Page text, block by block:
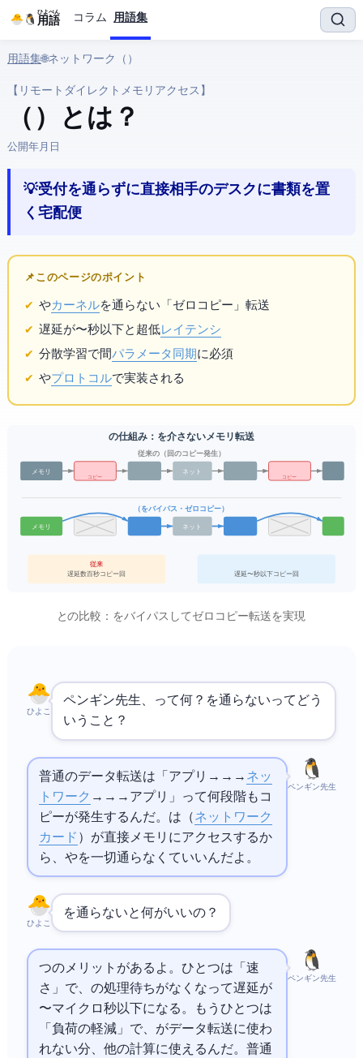
IT用語
ひよぺん コラム 用語集
用語集› 🌐 ネットワーク › RDMA（Remote Direct Memory Access）
【リモートダイレクトメモリアクセス】
RDMA（Remote Direct Memory Access） とは？
公開:2026年6月1日
💡 受付を通らずに直接相手のデスクに書類を置
く宅配便
📌 このページのポイント
やOSカーネルを通らない「ゼロコピー」転送
遅延が1〜2μ秒以下と超低レイテンシ
AI分散学習で間パラメータ 同期に必須
やRoCEv2プロトコルで実装される
RDMAの仕組み：CPUを介さないメモリ転送
従来のTCP/IP（4回のコピー発生）
メモリA
コピー×2
ネット
コピー×2
RDMA（CPUをバイパス・ゼロコピー）
メモリA ネット
従来TCP/IP
遅延: 数百μ秒 / CPUコピー: 4回 遅延: 1〜2μ秒以下 / コピー: 0回
RDMAとTCP/IPの比較：CPUをバイパスしてゼロコピー転送を実現
ひよこ
ペンギン先生、RDMAって何？ を通らないってどう
いうこと？
ペンギン先生
普通のデータ転送は「アプリ → /OS → NIC → ネッ
トワーク → NIC → /OS → アプリ」って何段階もコ
ピーが発生するんだ。RDMAはNIC（ネットワーク
カード ）が直接メモリにアクセスするか
ら、 やOSを一切通らなくていいんだよ。
ひよこ
を通らないと何がいいの？
ペンギン先生
2つのメリットがあるよ。ひとつは「速
さ」で、 の処理待ちがなくなって遅延が
1〜2マイクロ秒以下になる。もうひとつは
「 負荷の軽減」で、 がデータ転送に使わ
れない分、他の計算に使えるんだ。普通